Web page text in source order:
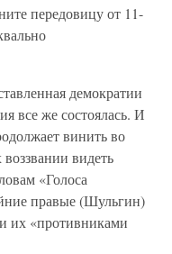
передовицу от 11-
демократии
все же состоялась. И
винить во
видеть
«Голоса
правые (Шульгин)
их «противниками